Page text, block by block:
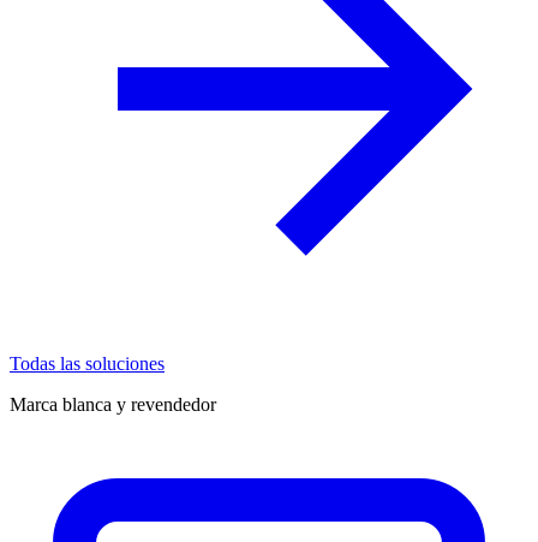
Todas las soluciones
Marca blanca y revendedor